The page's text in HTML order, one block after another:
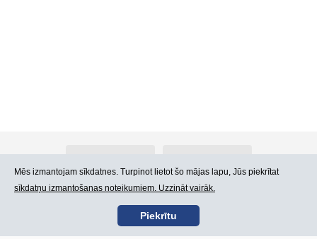
Kontakti Lietošanas noteikumi
Mēs izmantojam sīkdatnes. Turpinot lietot šo mājas lapu, Jūs piekrītat
sīkdatņu izmantošanas noteikumiem. Uzzināt vairāk.
Piekrītu